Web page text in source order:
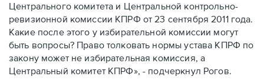
Центрального комитета и Центральной контрольно-
ревизионной комиссии КПРФ от 23 сентября 2011 года.
Какие после этого у избирательной комиссии могут
быть вопросы? Право толковать нормы устава КПРФ по
закону может не избирательная комиссия, а
Центральный комитет КПРФ», - подчеркнул Рогов.